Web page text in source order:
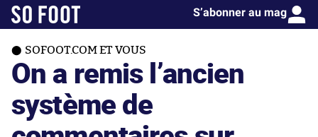
S’abonner au mag
SOFOOT.COM ET VOUS
On a remis l’ancien
système de